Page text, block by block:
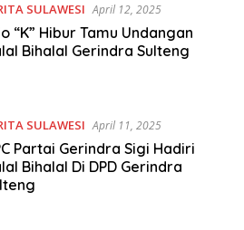
SULAWESI April 12, 2025
“K” Hibur Tamu Undangan
Bihalal Gerindra Sulteng
SULAWESI April 11, 2025
Partai Gerindra Sigi Hadiri
Bihalal Di DPD Gerindra